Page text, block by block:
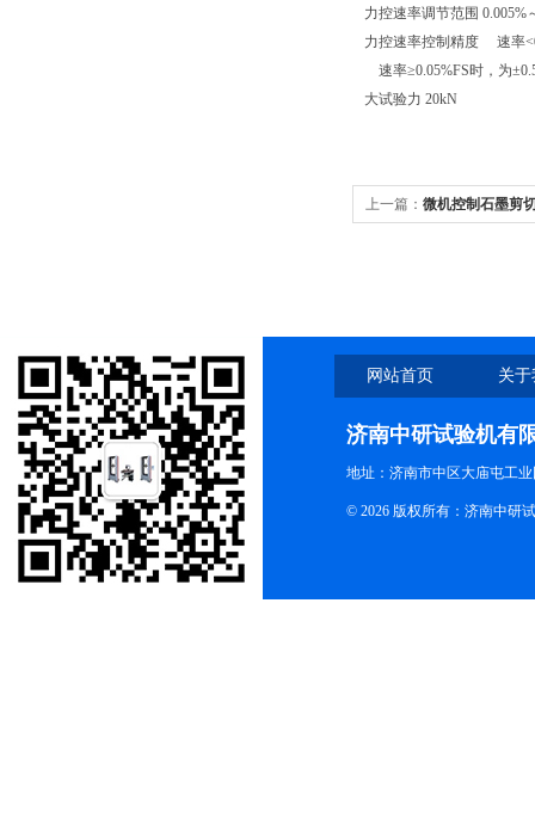
力控速率调节范围 0.005%
力控速率控制精度 速率
速率≥0.05%FS时，为
大试验力 20kN
上一篇： 微机控制石墨剪
网站首页 关
济南中研试验机有
地址：济南市中区大庙屯工
© 2026 版权所有：济南中研